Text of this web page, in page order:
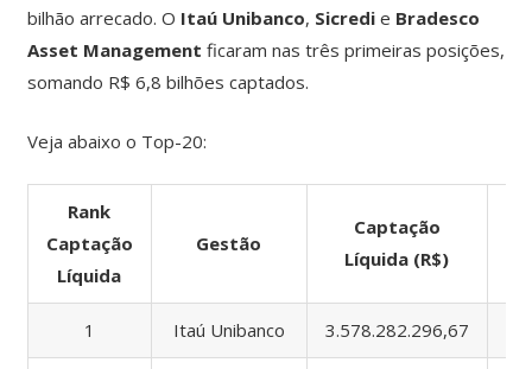
bilhão arrecado. O Itaú Unibanco, Sicredi e Bradesco
Asset Management ficaram nas três primeiras posições,
somando R$ 6,8 bilhões captados.
Veja abaixo o Top-20:
Rank
Captação
Líquida
Gestão
Captação
Líquida (R$)
1 Itaú Unibanco 3.578.282.296,67